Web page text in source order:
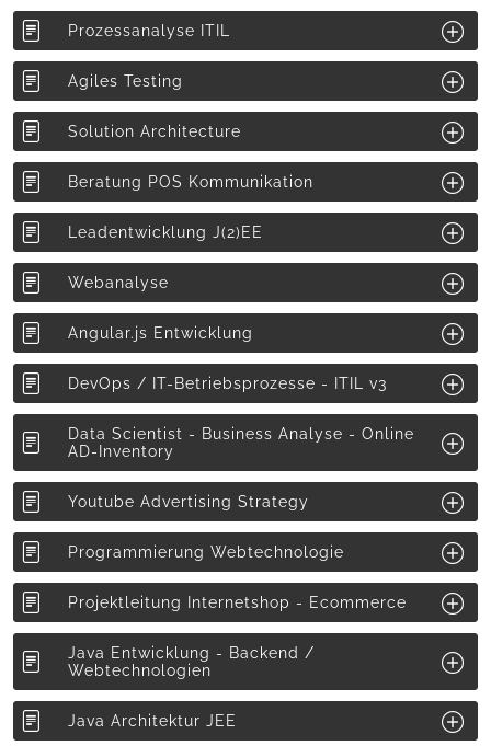
Prozessanalyse ITIL
Agiles Testing
Solution Architecture
Beratung POS Kommunikation
Leadentwicklung J(2)EE
Webanalyse
Angular.js Entwicklung
DevOps / IT-Betriebsprozesse - ITIL v3
Data Scientist - Business Analyse - Online
AD-Inventory
Youtube Advertising Strategy
Programmierung Webtechnologie
Projektleitung Internetshop - Ecommerce
Java Entwicklung - Backend /
Webtechnologien
Java Architektur JEE